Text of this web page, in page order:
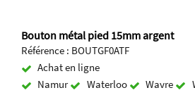
Bouton métal pied 15mm argent
Référence : BOUTGF0ATF
Achat en ligne
Namur
Waterloo Wavre